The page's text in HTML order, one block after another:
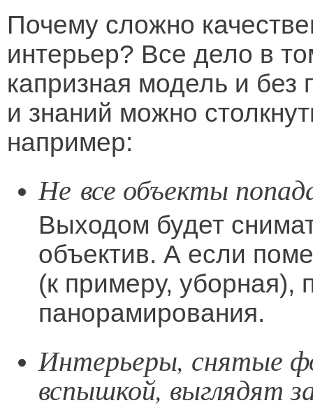
Почему сложно
интерьер? Все дело в
капризная модель и
и знаний можно
например:
Не все объекты
Выходом будет
объектив. А если
(к примеру, уборная),
панорамирования.
Интерьеры, снятые
вспышкой, выглядят